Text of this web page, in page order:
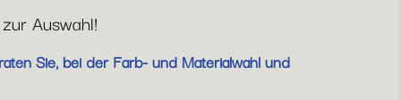
Auswahl!
Sie, bei der Farb- und Materialwahl und